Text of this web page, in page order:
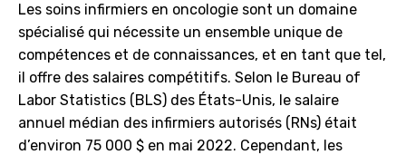
Les soins infirmiers en oncologie sont un domaine
spécialisé qui nécessite un ensemble unique de
compétences et de connaissances, et en tant que tel,
il offre des salaires compétitifs. Selon le Bureau of
Labor Statistics (BLS) des États-Unis, le salaire
annuel médian des infirmiers autorisés (RNs) était
d’environ 75 000 $ en mai 2022. Cependant, les